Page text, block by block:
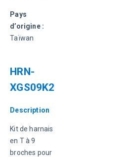
Pays
d’origine :
Taïwan
HRN-
XGS09K2
Description
Kit de harnais
en T à 9
broches pour